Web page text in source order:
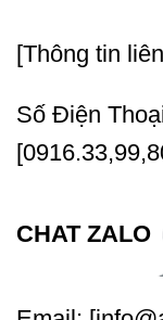
[Thông tin
Số Điện
CHAT ZALO